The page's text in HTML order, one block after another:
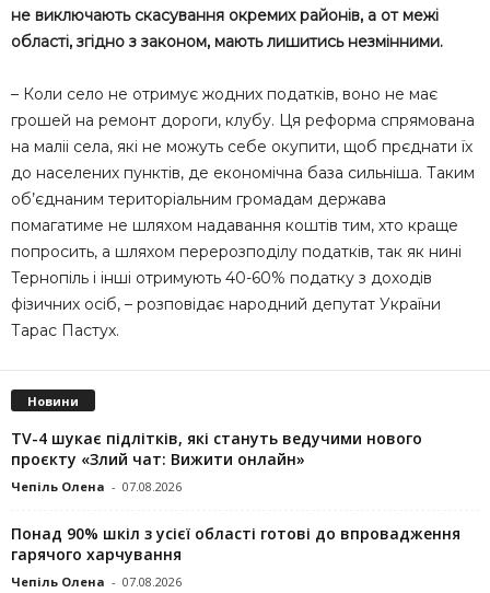
не виключають скасування окремих районів, а от межі
області, згідно з законом, мають лишитись незмінними.
– Коли село не отримує жодних податків, воно не має
грошей на ремонт дороги, клубу. Ця реформа спрямована
на маліі села, які не можуть себе окупити, щоб прєднати їх
до населених пунктів, де економічна база сильніша. Таким
об’єднаним територіальним громадам держава
помагатиме не шляхом надавання коштів тим, хто краще
попросить, а шляхом перерозподілу податків, так як нині
Тернопіль і інші отримують 40-60% податку з доходів
фізичних осіб, – розповідає народний депутат України
Тарас Пастух.
Новини
TV-4 шукає підлітків, які стануть ведучими нового
проєкту «Злий чат: Вижити онлайн»
Чепіль Олена - 07.08.2026
Понад 90% шкіл з усієї області готові до впровадження
гарячого харчування
Чепіль Олена - 07.08.2026